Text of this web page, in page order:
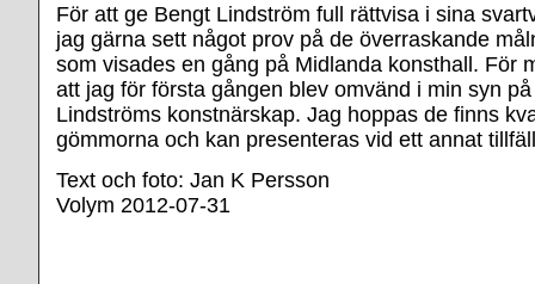
För att ge Bengt Lindström full rättvisa i sina
jag gärna sett något prov på de överraskande
som visades en gång på Midlanda konsthall. För
att jag för första gången blev omvänd i min syn
Lindströms konstnärskap. Jag hoppas de finns
gömmorna och kan presenteras vid ett annat
Text och foto: Jan K Persson
Volym 2012-07-31